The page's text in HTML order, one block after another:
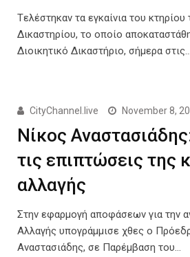
Tελέστηκαν τα εγκαίνια του
Δικαστηρίου, το οποίο
Διοικητικό Δικαστήριο, σήμερα στις…
CityChannel.live November 8,
Νίκος
τις επιπτώσεις της
αλλαγής
Στην εφαρμογή αποφάσεων για την
Αλλαγής υπογράμμισε χθες ο
Αναστασιάδης, σε Παρέμβαση του…